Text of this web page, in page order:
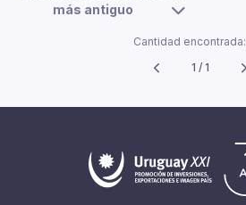
más antiguo
Cantidad encontrada:
1 / 1